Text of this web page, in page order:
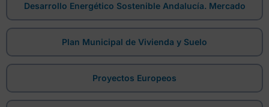
Desarrollo Energético Sostenible Andalucía. Mercado
Plan Municipal de Vivienda y Suelo
Proyectos Europeos